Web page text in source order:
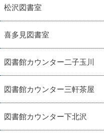
松沢図書室
喜多見図書室
図書館カウンター二子玉川
図書館カウンター三軒茶屋
図書館カウンター下北沢